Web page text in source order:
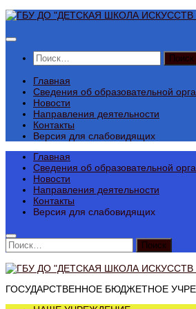
Перейти
содержимому
Найти:
Главная
Сведения об образовательной
Новости
Направления деятельности
Контакты
Версия для слабовидящих
Главная
Сведения об образовательной
Новости
Направления деятельности
Контакты
Версия для слабовидящих
Найти:
ГОСУДАРСТВЕННОЕ БЮДЖЕТНОЕ